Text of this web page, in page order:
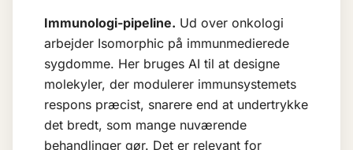
Immunologi-pipeline. Ud over onkologi
arbejder Isomorphic på immunmedierede
sygdomme. Her bruges AI til at designe
molekyler, der modulerer immunsystemets
respons præcist, snarere end at undertrykke
det bredt, som mange nuværende
behandlinger gør. Det er relevant for